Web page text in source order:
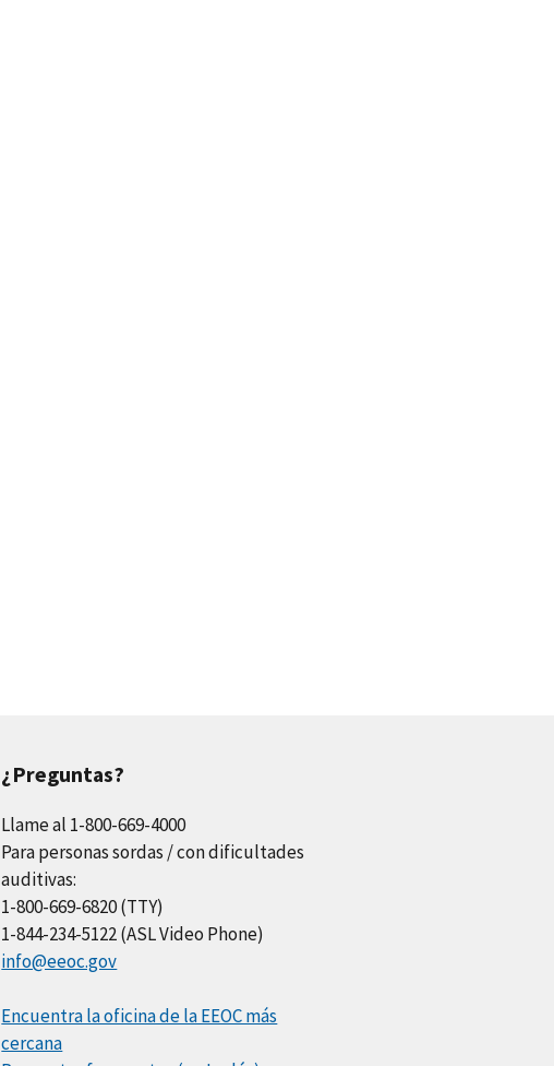
¿Preguntas?
Llame al 1-800-669-4000
Para personas sordas / con dificultades
auditivas:
1-800-669-6820 (TTY)
1-844-234-5122 (ASL Video Phone)
info@eeoc.gov
Encuentra la oficina de la EEOC más
cercana